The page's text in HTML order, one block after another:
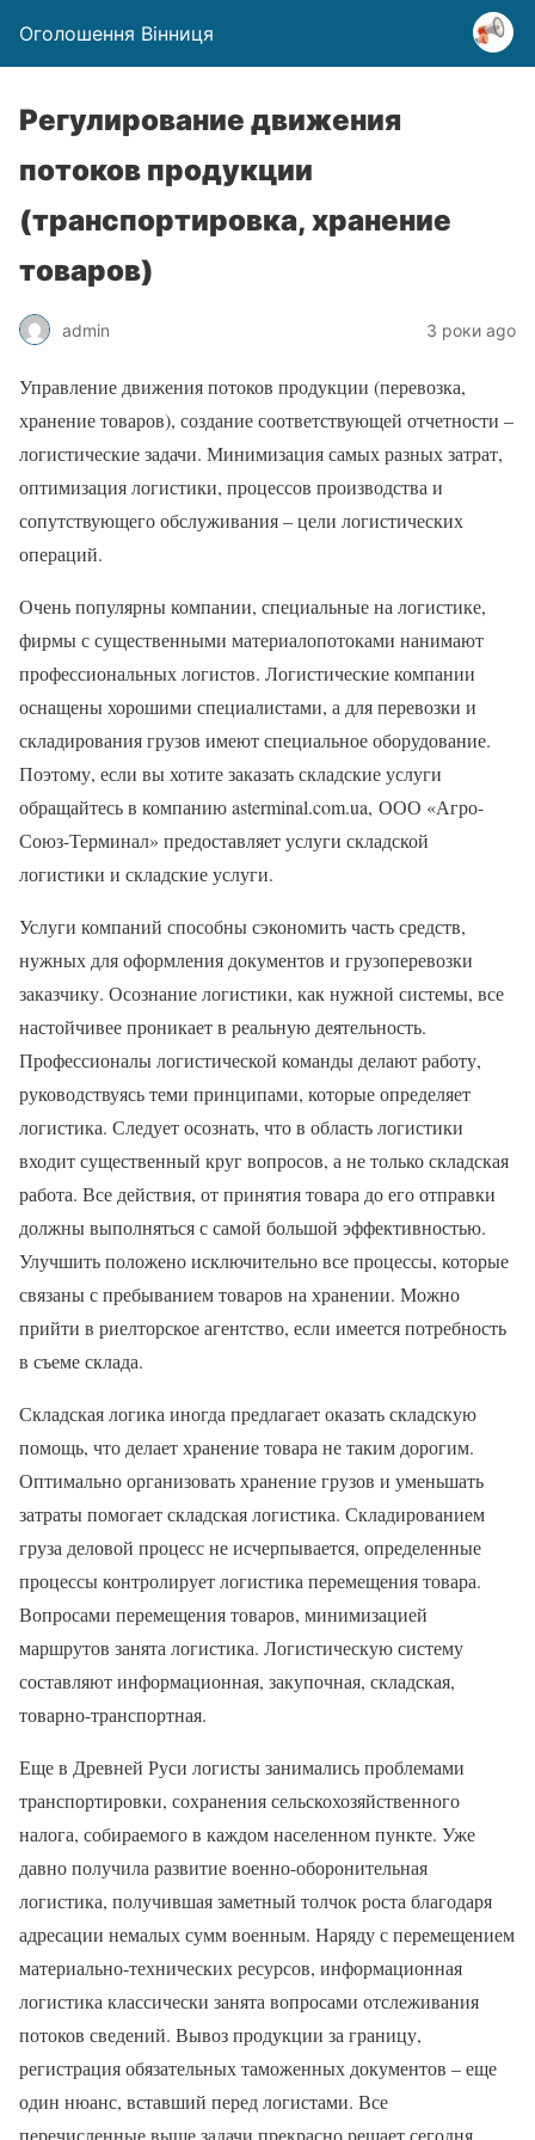
Оголошення Вінниця
Регулирование движения
потоков продукции
(транспортировка, хранение
товаров)
admin 3 роки ago
Управление движения потоков продукции (перевозка,
хранение товаров), создание соответствующей отчетности –
логистические задачи. Минимизация самых разных затрат,
оптимизация логистики, процессов производства и
сопутствующего обслуживания – цели логистических
операций.
Очень популярны компании, специальные на логистике,
фирмы с существенными материалопотоками нанимают
профессиональных логистов. Логистические компании
оснащены хорошими специалистами, а для перевозки и
складирования грузов имеют специальное оборудование.
Поэтому, если вы хотите заказать складские услуги
обращайтесь в компанию asterminal.com.ua, ООО «Агро-
Союз-Терминал» предоставляет услуги складской
логистики и складские услуги.
Услуги компаний способны сэкономить часть средств,
нужных для оформления документов и грузоперевозки
заказчику. Осознание логистики, как нужной системы, все
настойчивее проникает в реальную деятельность.
Профессионалы логистической команды делают работу,
руководствуясь теми принципами, которые определяет
логистика. Следует осознать, что в область логистики
входит существенный круг вопросов, а не только складская
работа. Все действия, от принятия товара до его отправки
должны выполняться с самой большой эффективностью.
Улучшить положено исключительно все процессы, которые
связаны с пребыванием товаров на хранении. Можно
прийти в риелторское агентство, если имеется потребность
в съеме склада.
Складская логика иногда предлагает оказать складскую
помощь, что делает хранение товара не таким дорогим.
Оптимально организовать хранение грузов и уменьшать
затраты помогает складская логистика. Складированием
груза деловой процесс не исчерпывается, определенные
процессы контролирует логистика перемещения товара.
Вопросами перемещения товаров, минимизацией
маршрутов занята логистика. Логистическую систему
составляют информационная, закупочная, складская,
товарно-транспортная.
Еще в Древней Руси логисты занимались проблемами
транспортировки, сохранения сельскохозяйственного
налога, собираемого в каждом населенном пункте. Уже
давно получила развитие военно-оборонительная
логистика, получившая заметный толчок роста благодаря
адресации немалых сумм военным. Наряду с перемещением
материально-технических ресурсов, информационная
логистика классически занята вопросами отслеживания
потоков сведений. Вывоз продукции за границу,
регистрация обязательных таможенных документов – еще
один нюанс, вставший перед логистами. Все
перечисленные выше задачи прекрасно решает сегодня